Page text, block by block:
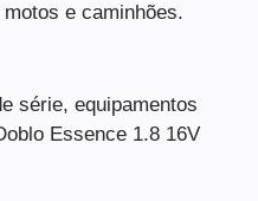
e caminhões.
série, equipamentos
Essence 1.8 16V